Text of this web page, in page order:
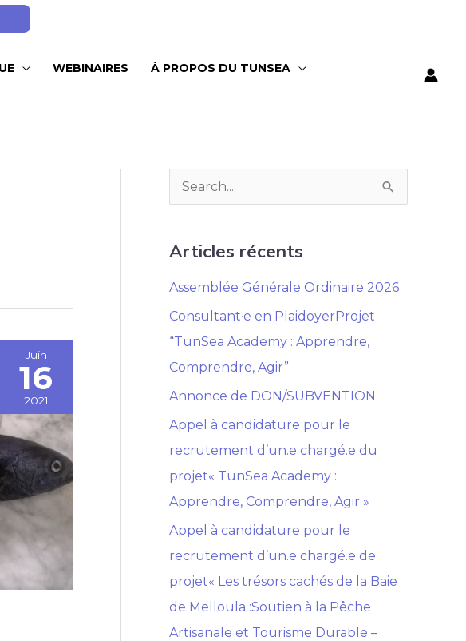
WEBINAIRES
À PROPOS DU TUNSEA
Juin
16
2021
c
e
r
h
e
r
:
Articles récents
Assemblée Générale Ordinaire 2026
Consultant·e en PlaidoyerProjet
“TunSea Academy : Apprendre,
Comprendre, Agir”
Annonce de DON/SUBVENTION
Appel à candidature pour le
recrutement d’un.e chargé.e du
projet« TunSea Academy :
Apprendre, Comprendre, Agir »
Appel à candidature pour le
recrutement d’un.e chargé.e de
projet« Les trésors cachés de la Baie
de Melloula :Soutien à la Pêche
Artisanale et Tourisme Durable –